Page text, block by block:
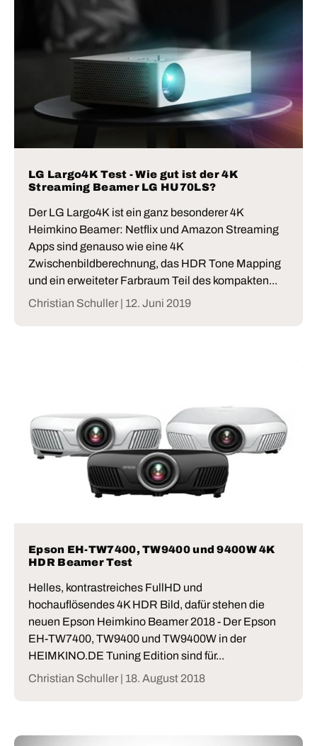
LG Largo4K Test - Wie gut ist der 4K
Streaming Beamer LG HU70LS?
Der LG Largo4K ist ein ganz besonderer 4K
Heimkino Beamer: Netflix und Amazon Streaming
Apps sind genauso wie eine 4K
Zwischenbildberechnung, das HDR Tone Mapping
und ein erweiteter Farbraum Teil des kompakten...
Christian Schuller | 12. Juni 2019
Epson EH-TW7400, TW9400 und 9400W 4K
HDR Beamer Test
Helles, kontrastreiches FullHD und
hochauflösendes 4K HDR Bild, dafür stehen die
neuen Epson Heimkino Beamer 2018 - Der Epson
EH-TW7400, TW9400 und TW9400W in der
HEIMKINO.DE Tuning Edition sind für...
Christian Schuller | 18. August 2018